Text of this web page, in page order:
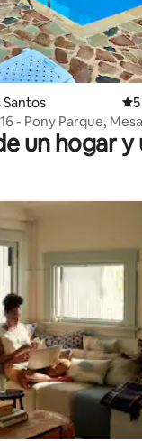
Santos
- Pony Parque,
un hogar